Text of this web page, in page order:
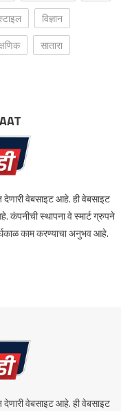
विज्ञान
सातारा
देणारी वेबसाइट आहे. ही वेबसाइट
कंपनीची स्थापना वे स्मार्ट ग्रुपने
काम करण्याचा अनुभव आहे.
देणारी वेबसाइट आहे. ही वेबसाइट